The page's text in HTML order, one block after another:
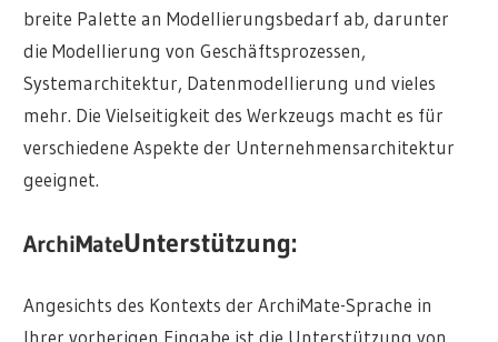
breite Palette an Modellierungsbedarf ab, darunter
die Modellierung von Geschäftsprozessen,
Systemarchitektur, Datenmodellierung und vieles
mehr. Die Vielseitigkeit des Werkzeugs macht es für
verschiedene Aspekte der Unternehmensarchitektur
geeignet.
ArchiMateUnterstützung:
Angesichts des Kontexts der ArchiMate-Sprache in
Ihrer vorherigen Eingabe ist die Unterstützung von